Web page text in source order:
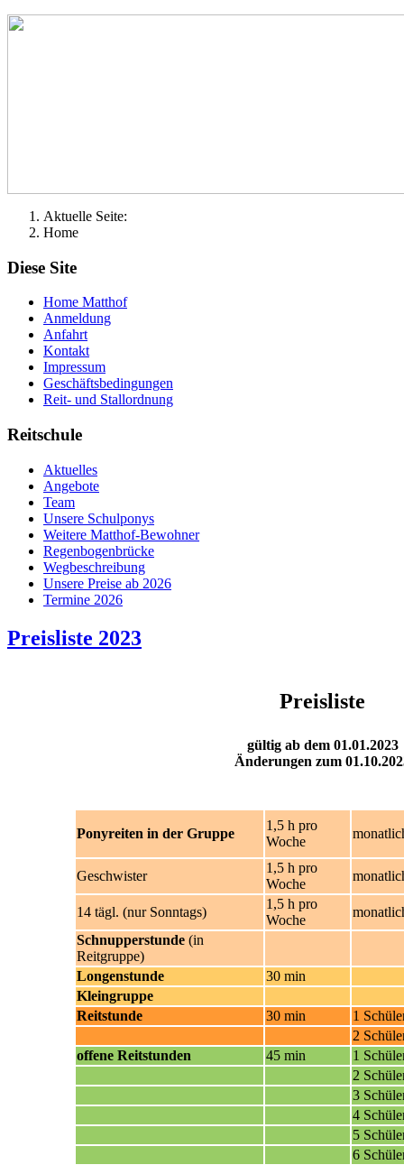
Aktuelle Seite:
Home
Diese Site
Home Matthof
Anmeldung
Anfahrt
Kontakt
Impressum
Geschäftsbedingungen
Reit- und Stallordnung
Reitschule
Aktuelles
Angebote
Team
Unsere Schulponys
Weitere Matthof-Bewohner
Regenbogenbrücke
Wegbeschreibung
Unsere Preise ab 2026
Termine 2026
Preisliste 2023
Preisliste
gültig ab dem 01.01.2023
Änderungen zum
Ponyreiten in der Gruppe
1,5 h pro
Woche
Geschwister
1,5 h pro
Woche
14 tägl. (nur Sonntags)
1,5 h pro
Woche
Schnupperstunde (in
Reitgruppe)
Longenstunde
30 min
Kleingruppe
Reitstunde
30 min
1
2
offene Reitstunden
45 min
1
2
3
4
5
6